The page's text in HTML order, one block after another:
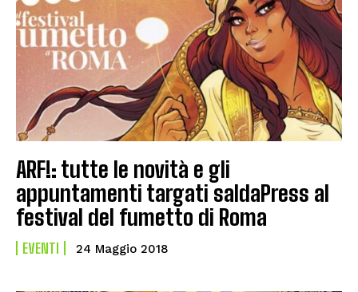
ARF!: tutte le novità e gli
appuntamenti targati saldaPress al
festival del fumetto di Roma
EVENTI 24 Maggio 2018